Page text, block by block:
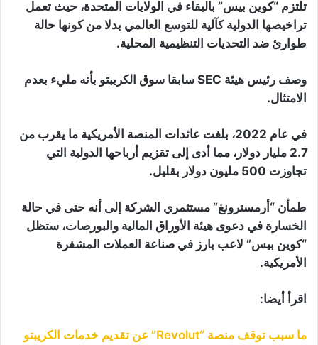
تلتزم “كوين بيس” بالبقاء في الولايات المتحدة، حيث تعمل
تراخيصها الدولية كآلية للتوسع العالمي بدلا من كونها حالة
طوارئ ضد التحديات التنظيمية المحلية.
وصف رئيس هيئة SEC سابقا سوق الكريبتو بأنه مليء بعدم
الامتثال.
في عام 2022، بلغت عائدات المنصة الأمريكية ما يقرب من
2.7 مليار دولار، مما أدى إلى تقزيم أرباحها الدولية التي
تجاوزت 500 مليون دولار بقليل.
طمأن “أرمسترونغ” مستثمري الشركة إلى أنه حتى في حالة
الخسارة في دعوى هيئة الأوراق المالية والبورصات، ستظل
“كوين بيس” لاعب بارز في صناعة العملات المشفرة
الأمريكية.
اقرأ أيضا:
ما سبب توقف منصة “Revolut” عن تقديم خدمات الكريبتو